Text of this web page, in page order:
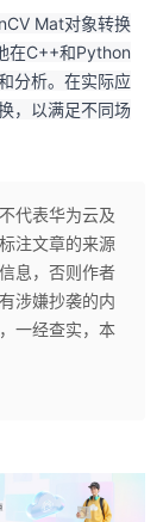
Mat对象转换
在C++和Python
分析。在实际应
，以满足不同场
代表华为云及
注文章的来源
息，否则作者
涉嫌抄袭的内
一经查实，本